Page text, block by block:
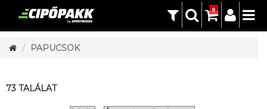
0
PAPUCSOK
73 TALÁLAT